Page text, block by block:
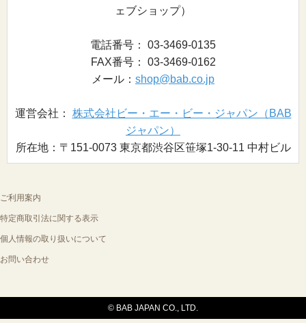
ェブショップ）
電話番号： 03-3469-0135
FAX番号： 03-3469-0162
メール： shop@bab.co.jp
運営会社： 株式会社ビー・エー・ビー・ジャパン（BAB
ジャパン）
所在地：〒151-0073 東京都渋谷区笹塚1-30-11 中村ビル
ご利用案内
特定商取引法に関する表示
個人情報の取り扱いについて
お問い合わせ
© BAB JAPAN CO., LTD.